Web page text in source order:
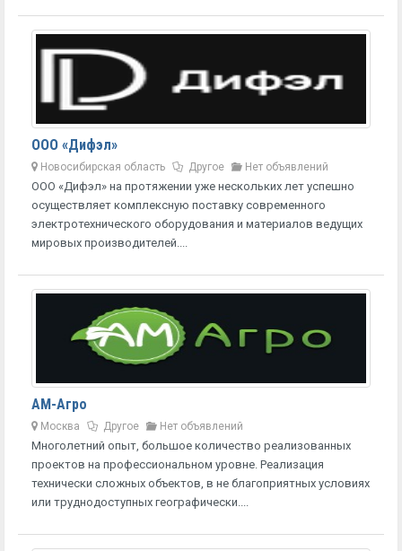
ООО «Дифэл»
Новосибирская область Другое Нет объявлений
ООО «Дифэл» на протяжении уже нескольких лет успешно
осуществляет комплексную поставку современного
электротехнического оборудования и материалов ведущих
мировых производителей....
АМ-Агро
Москва Другое Нет объявлений
Многолетний опыт, большое количество реализованных
проектов на профессиональном уровне. Реализация
технически сложных объектов, в не благоприятных условиях
или труднодоступных географически....